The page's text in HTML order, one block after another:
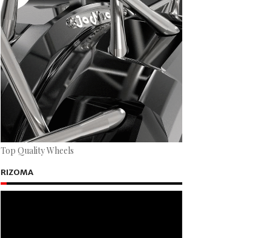
Top Quality Wheels
RIZOMA